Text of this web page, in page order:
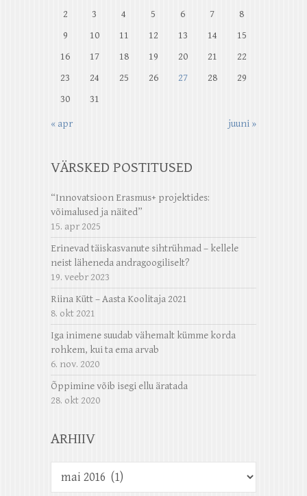
2
3 4 5 6 7
8
9
10 11 12 13 14
15
16
17 18 19 20 21
22
23
24 25 26 27 28
29
30
31
« apr juuni »
VÄRSKED POSTITUSED
“Innovatsioon Erasmus+ projektides:
võimalused ja näited”
15. apr 2025
Erinevad täiskasvanute sihtrühmad – kellele
neist läheneda andragoogiliselt?
19. veebr 2023
Riina Kütt – Aasta Koolitaja 2021
8. okt 2021
Iga inimene suudab vähemalt kümme korda
rohkem, kui ta ema arvab
6. nov. 2020
Õppimine võib isegi ellu äratada
28. okt 2020
ARHIIV